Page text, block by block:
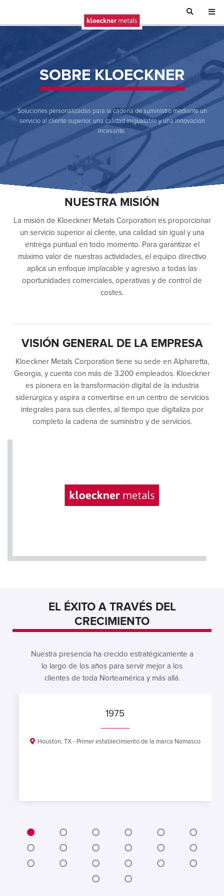
SOBRE KLOECKNER
Soluciones personalizadas para la cadena de suministro mediante un
servicio al cliente superior, una calidad inigualable y una innovación
incesante.
NUESTRA MISIÓN
La misión de Kloeckner Metals Corporation es proporcionar
un servicio superior al cliente, una calidad sin igual y una
entrega puntual en todo momento. Para garantizar el
máximo valor de nuestras actividades, el equipo directivo
aplica un enfoque implacable y agresivo a todas las
oportunidades comerciales, operativas y de control de
costes.
VISIÓN GENERAL DE LA EMPRESA
Kloeckner Metals Corporation tiene su sede en Alpharetta,
Georgia, y cuenta con más de 3.200 empleados. Kloeckner
es pionera en la transformación digital de la industria
siderúrgica y aspira a convertirse en un centro de servicios
integrales para sus clientes, al tiempo que digitaliza por
completo la cadena de suministro y de servicios.
EL ÉXITO A TRAVÉS DEL
CRECIMIENTO
Nuestra presencia ha crecido estratégicamente a
lo largo de los años para servir mejor a los
clientes de toda Norteamérica y más allá.
1975
Houston, TX - Primer establecimiento de la marca Namasco